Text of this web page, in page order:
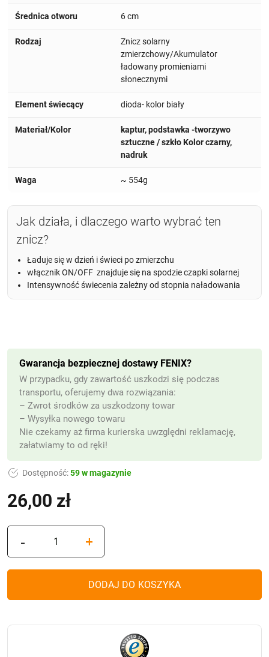
26,00 zł
Średnica otworu 6 cm
Rodzaj
Znicz solarny
zmierzchowy/Akumulator
ładowany promieniami
słonecznymi
Element świecący dioda- kolor biały
Materiał/Kolor
kaptur, podstawka -tworzywo
sztuczne / szkło Kolor czarny,
nadruk
Waga ~ 554g
Jak działa, i dlaczego warto wybrać ten
znicz?
Ładuje się w dzień i świeci po zmierzchu
włącznik ON/OFF znajduje się na spodzie czapki solarnej
Intensywność świecenia zależny od stopnia naładowania
Dostępność:59 w magazynie
Gwarancja bezpiecznej dostawy FENIX?
W przypadku, gdy zawartość uszkodzi się podczas
transportu, oferujemy dwa rozwiązania:
– Zwrot środków za uszkodzony towar
– Wysyłka nowego towaru
Nie czekamy aż firma kurierska uwzględni reklamację,
załatwiamy to od ręki!
-
Znicz
(23
+
DODAJ DO KOSZYKA